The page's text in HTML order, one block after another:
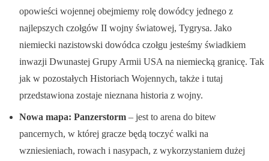
opowieści wojennej obejmiemy rolę dowódcy jednego z
najlepszych czołgów II wojny światowej, Tygrysa. Jako
niemiecki nazistowski dowódca czołgu jesteśmy świadkiem
inwazji Dwunastej Grupy Armii USA na niemiecką granicę. Tak
jak w pozostałych Historiach Wojennych, także i tutaj
przedstawiona zostaje nieznana historia z wojny.
Nowa mapa: Panzerstorm – jest to arena do bitew
pancernych, w której gracze będą toczyć walki na
wzniesieniach, rowach i nasypach, z wykorzystaniem dużej